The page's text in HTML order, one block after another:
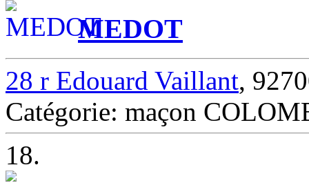
MEDOT
28 r Edouard Vaillant,
Catégorie: maçon
18.